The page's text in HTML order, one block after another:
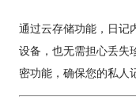
通过云存储功能，日记
设备，也无需担心丢失
密功能，确保您的私人